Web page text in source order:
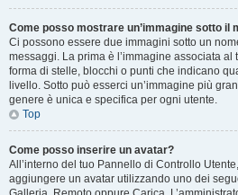
Come posso mostrare un’immagine sotto il
Ci possono essere due immagini sotto un
messaggi. La prima è l’immagine associata
forma di stelle, blocchi o punti che indicano
livello. Sotto può esserci un’immagine più
genere è unica e specifica per ogni utente.
Top
Come posso inserire un avatar?
All’interno del tuo Pannello di Controllo
aggiungere un avatar utilizzando uno dei